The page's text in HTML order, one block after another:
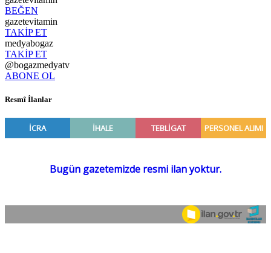
BEĞEN
gazetevitamin
TAKİP ET
medyabogaz
TAKİP ET
@bogazmedyatv
ABONE OL
Resmî İlanlar